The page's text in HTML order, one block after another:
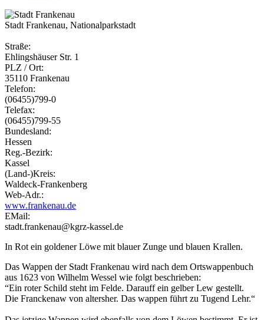
Stadt Frankenau, Nationalparkstadt
Straße:
Ehlingshäuser Str. 1
PLZ / Ort:
35110 Frankenau
Telefon:
(06455)799-0
Telefax:
(06455)799-55
Bundesland:
Hessen
Reg.-Bezirk:
Kassel
(Land-)Kreis:
Waldeck-Frankenberg
Web-Adr.:
www.frankenau.de
EMail:
stadt.frankenau@kgrz-kassel.de
In Rot ein goldener Löwe mit blauer Zunge und blauen Krallen.
Das Wappen der Stadt Frankenau wird nach dem Ortswappenbuch
aus 1623 von Wilhelm Wessel wie folgt beschrieben:
“Ein roter Schild steht im Felde. Darauff ein gelber Lew gestellt.
Die Franckenaw von altersher. Das wappen führt zu Tugend Lehr.“